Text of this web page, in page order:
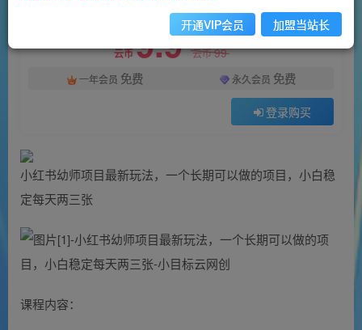
此内容为付费资源，请付费后查看
云币9.9 限时特惠
云币99
一年会员 免费 永久会员 免费
登录购买
小红书幼师项目最新玩法，一个长期可以做的项目，小白稳
定每天两三张
课程内容：
开通VIP会员 加盟当站长